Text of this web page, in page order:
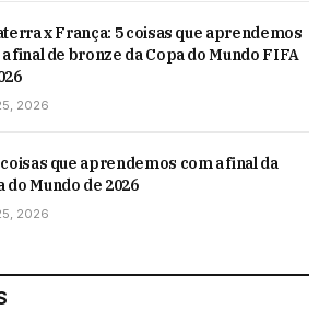
x França: 5 coisas que aprendemos
final de bronze da Copa do Mundo FIFA
2026
que aprendemos com a final da
do Mundo de 2026
2026